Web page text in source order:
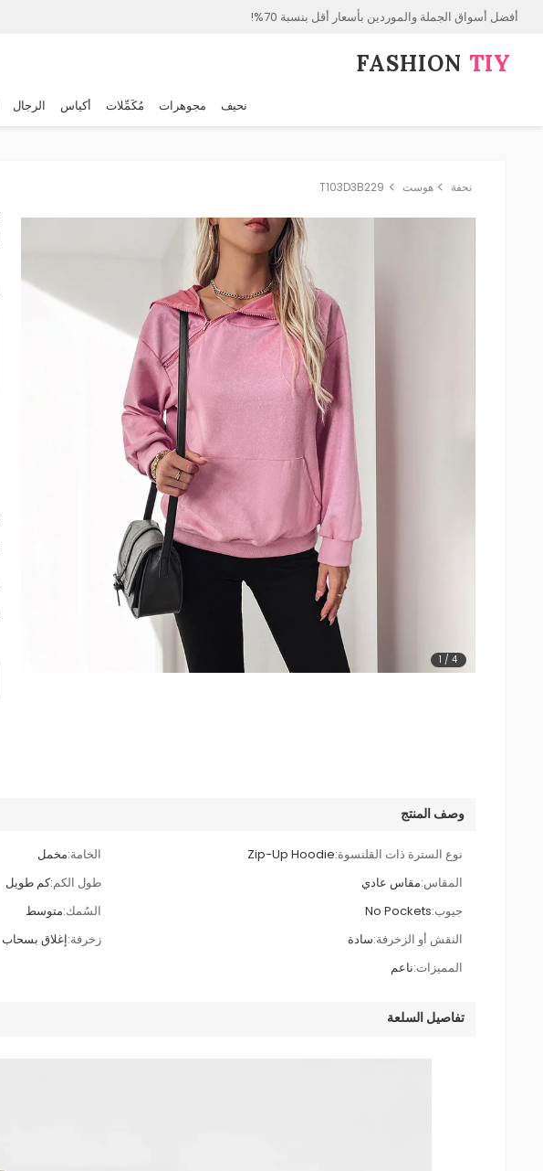
أفضل أسواق الجملة والموردين بأسعار أقل بنسبة 70%!
FASHION⁠ TIY
نحيف مجوهرات مُكَمِّلات أكياس الرجال
نحفة هوست T103D3B229
1 /4
وصف المنتج
نوع السترة ذات القلنسوة:Zip-Up Hoodie الخامة:مخمل
المقاس:مقاس عادي طول الكم:كم طويل
جيوب:No Pockets السُمك:متوسط
النقش أو الزخرفة:سادة زخرفة:إغلاق بسحاب
المميزات:ناعم
تفاصيل السلعة